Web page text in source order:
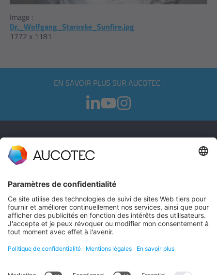
Image :
Dr._Wolfgang_Staroske_Sunfire.jpg
1772 x 1181
EN SAVOIR PLUS SUR AUCOTEC :
CONTACT
Téléphone +49 511 6103 0
AUCOTEC AG
30916 Isernhagen